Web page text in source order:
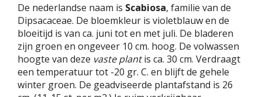
De nederlandse naam is Scabiosa, familie van de
Dipsacaceae. De bloemkleur is violetblauw en de
bloeitijd is van ca. juni tot en met juli. De bladeren
zijn groen en ongeveer 10 cm. hoog. De volwassen
hoogte van deze vaste plantis ca. 30 cm. Verdraagt
een temperatuur tot -20 gr. C. en blijft de gehele
winter groen. De geadviseerde plantafstand is 26